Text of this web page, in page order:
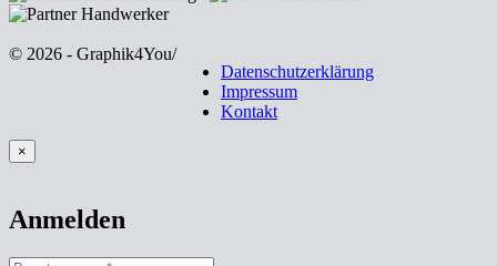
© 2026 - Graphik4You/
Datenschutzerklärung
Impressum
Kontakt
×
Anmelden